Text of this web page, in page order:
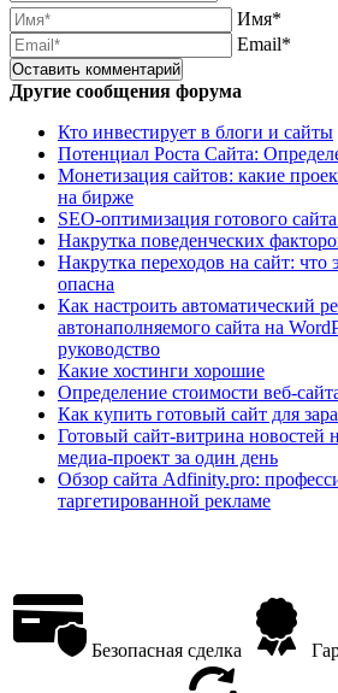
Имя*
Email*
Другие сообщения форума
Кто инвестирует в блоги и сайты
Потенциал Роста Сайта:
Монетизация сайтов: какие
на бирже
SEO-оптимизация готового
Накрутка поведенческих
Накрутка переходов на сайт: что
опасна
Как настроить автоматический
автонаполняемого сайта на
руководство
Какие хостинги хорошие
Определение стоимости веб-
Как купить готовый сайт для
Готовый сайт-витрина новостей
медиа-проект за один день
Обзор сайта Adfinity.pro:
таргетированной рекламе
Безопасная сделка